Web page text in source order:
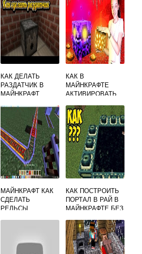
КАК ДЕЛАТЬ
РАЗДАТЧИК В
МАЙНКРАФТ
КАК В
МАЙНКРАФТЕ
АКТИВИРОВАТЬ
МАЙНКРАФТ КАК
СДЕЛАТЬ
РЕЛЬСЫ
КАК ПОСТРОИТЬ
ПОРТАЛ В РАЙ В
МАЙНКРАФТЕ БЕЗ
КРЕАТИВЕ